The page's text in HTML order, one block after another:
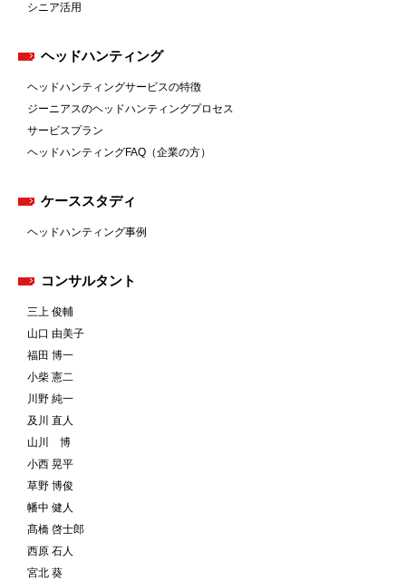
シニア活用
ヘッドハンティング
ヘッドハンティングサービスの特徴
ジーニアスのヘッドハンティングプロセス
サービスプラン
ヘッドハンティングFAQ（企業の方）
ケーススタディ
ヘッドハンティング事例
コンサルタント
三上 俊輔
山口 由美子
福田 博一
小柴 憲二
川野 純一
及川 直人
山川 博
小西 晃平
草野 博俊
幡中 健人
髙橋 啓士郎
西原 石人
宮北 葵